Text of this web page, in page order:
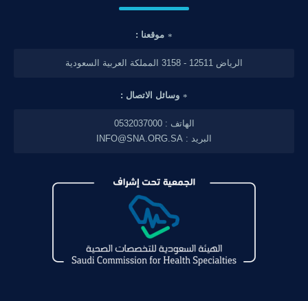
موقعنا :
الرياض 12511 - 3158 المملكة العربية السعودية
وسائل الاتصال :
الهاتف : 0532037000
البريد : INFO@SNA.ORG.SA